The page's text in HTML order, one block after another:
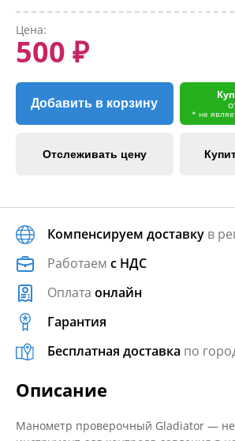
Цена:
500 ₽
Добавить в корзину
* не
Отслеживать цену
Компенсируем доставку в
Работаем с НДС
Оплата онлайн
Гарантия
Бесплатная доставка по
Описание
Манометр проверочный Gladiator —